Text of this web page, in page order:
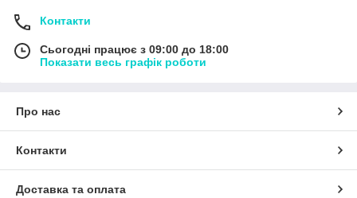
Контакти
Сьогодні працює з 09:00 до 18:00
Показати весь графік роботи
Про нас
Контакти
Доставка та оплата